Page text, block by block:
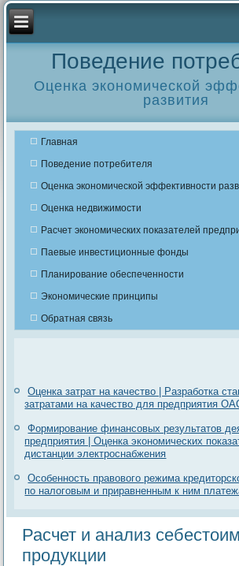
Поведение
Оценка экономической
развития
Главная
Поведение потребителя
Оценка экономической эффективности
Оценка недвижимости
Расчет экономических показателей
Паевые инвестиционные фонды
Планирование обеспеченности
Экономические принципы
Обратная связь
Оценка затрат на качество | Разработка
затратами на качество для предприятия
Формирование финансовых результатов
предприятия | Оценка экономических
дистанции электроснабжения
Особенность правового режима
по налоговым и приравненным к ним
Расчет и анализ
продукции